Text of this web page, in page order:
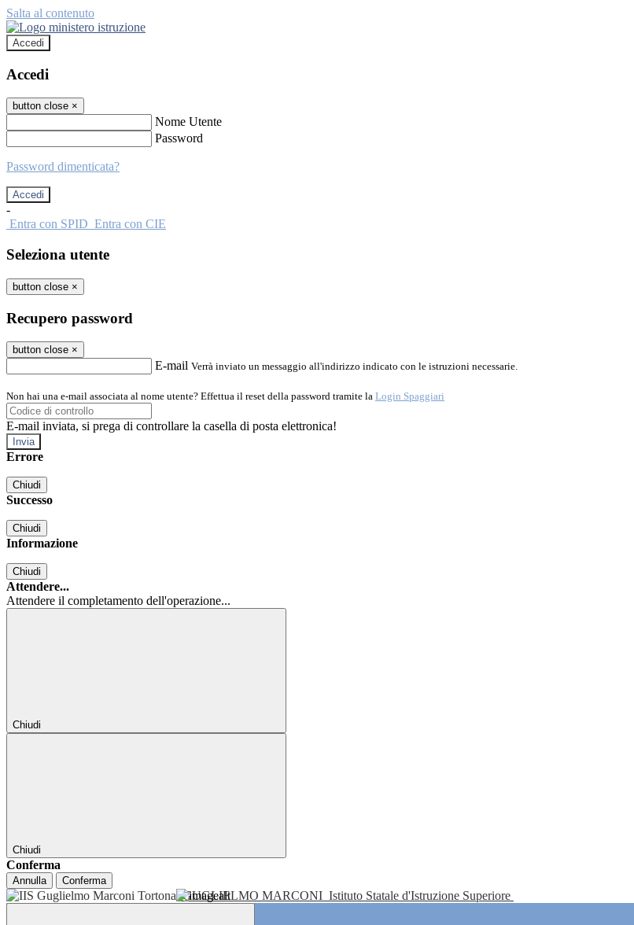
Salta al contenuto
Accedi
Accedi
button close ×
Nome Utente
Password
Password dimenticata?
-
Entra con SPID Entra con CIE
Seleziona utente
button close ×
Recupero password
button close ×
E-mail Verrà inviato un messaggio all'indirizzo indicato con le istruzioni necessarie.
Non hai una e-mail associata al nome utente? Effettua il reset della password tramite la Login Spaggiari
E-mail inviata, si prega di controllare la casella di posta elettronica!
Errore
Chiudi
Successo
Chiudi
Informazione
Chiudi
Attendere...
Attendere il completamento dell'operazione...
Chiudi
Chiudi
Conferma
Annulla Conferma
GUGLIELMO MARCONI Istituto Statale d'Istruzione Superiore